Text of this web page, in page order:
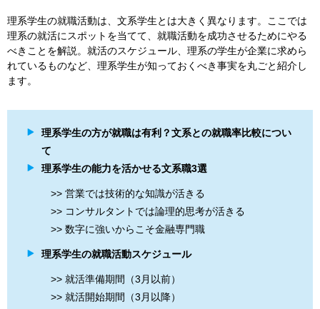
理系学生の就職活動は、文系学生とは大きく異なります。ここでは
理系の就活にスポットを当てて、就職活動を成功させるためにやる
べきことを解説。就活のスケジュール、理系の学生が企業に求めら
れているものなど、理系学生が知っておくべき事実を丸ごと紹介し
ます。
理系学生の方が就職は有利？文系との就職率比較につい
て
理系学生の能力を活かせる文系職3選
>> 営業では技術的な知識が活きる
>> コンサルタントでは論理的思考が活きる
>> 数字に強いからこそ金融専門職
理系学生の就職活動スケジュール
>> 就活準備期間（3月以前）
>> 就活開始期間（3月以降）